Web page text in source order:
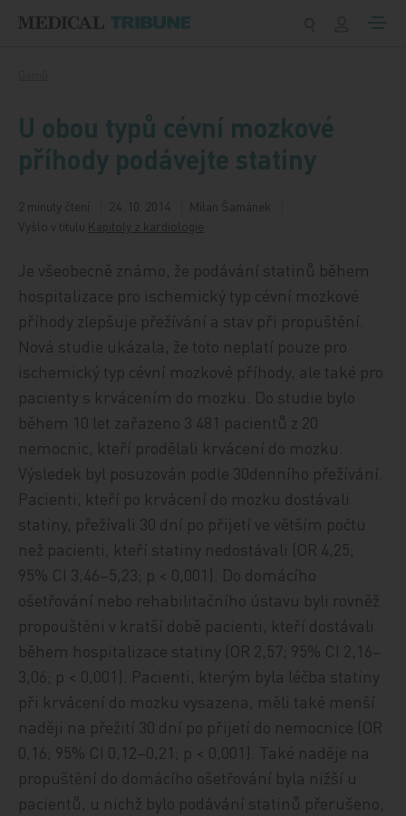
U obou typů cévní mozkové
příhody podávejte statiny
2 minuty čtení 24. 10. 2014
Milan Šamánek
Vyšlo v titulu Kapitoly z kardiologie
Je všeobecně známo, že podávání statinů během
hospitalizace pro ischemický typ cévní mozkové
příhody zlepšuje přežívání a stav při propuštění.
Nová studie ukázala, že toto neplatí pouze pro
ischemický typ cévní mozkové příhody, ale také pro
pacienty s krvácením do mozku. Do studie bylo
během 10 let zařazeno 3 481 pacientů z 20
nemocnic, kteří prodělali krvácení do mozku.
Výsledek byl posuzován podle 30denního přežívání.
Pacienti, kteří po krvácení do mozku dostávali
statiny, přežívali 30 dní po přijetí ve větším počtu
než pacienti, kteří statiny nedostávali (OR 4,25;
95% CI 3,46–5,23; p < 0,001). Do domácího
ošetřování nebo rehabilitačního ústavu byli rovněž
propouštěni v kratší době pacienti, kteří dostávali
během hospitalizace statiny (OR 2,57; 95% CI 2,16–
3,06; p < 0,001). Pacienti, kterým byla léčba statiny
při krvácení do mozku vysazena, měli také menší
naději na přežití 30 dní po přijetí do nemocnice (OR
0,16; 95% CI 0,12–0,21; p < 0,001). Také naděje na
propuštění do domácího ošetřování byla nižší u
pacientů, u nichž bylo podávání statinů přerušeno,